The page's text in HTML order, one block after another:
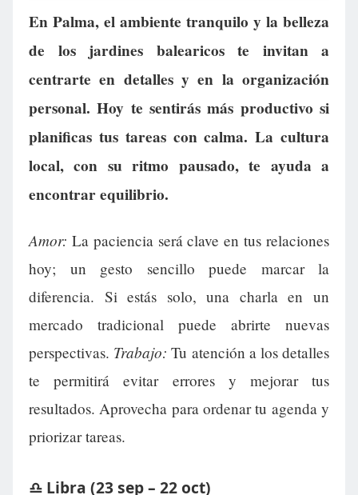
En Palma, el ambiente tranquilo y la belleza
de los jardines balearicos te invitan a
centrarte en detalles y en la organización
personal. Hoy te sentirás más productivo si
planificas tus tareas con calma. La cultura
local, con su ritmo pausado, te ayuda a
encontrar equilibrio.
Amor: La paciencia será clave en tus relaciones
hoy; un gesto sencillo puede marcar la
diferencia. Si estás solo, una charla en un
mercado tradicional puede abrirte nuevas
perspectivas. Trabajo: Tu atención a los detalles
te permitirá evitar errores y mejorar tus
resultados. Aprovecha para ordenar tu agenda y
priorizar tareas.
♎ Libra (23 sep – 22 oct)